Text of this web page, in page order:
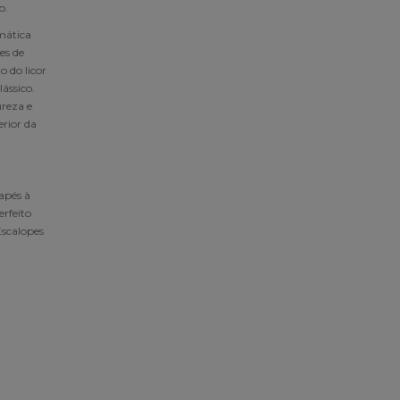
de
do licor
e
da
à